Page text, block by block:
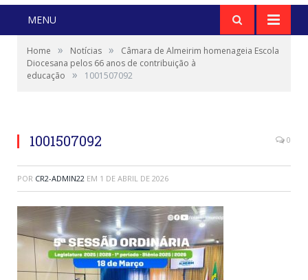
MENU
Home » Notícias »
Câmara de Almeirim homenageia Escola
Diocesana pelos 66 anos de contribuição à
educação
» 1001507092
1001507092 0
POR CR2-ADMIN22 EM 1 DE ABRIL DE 2026